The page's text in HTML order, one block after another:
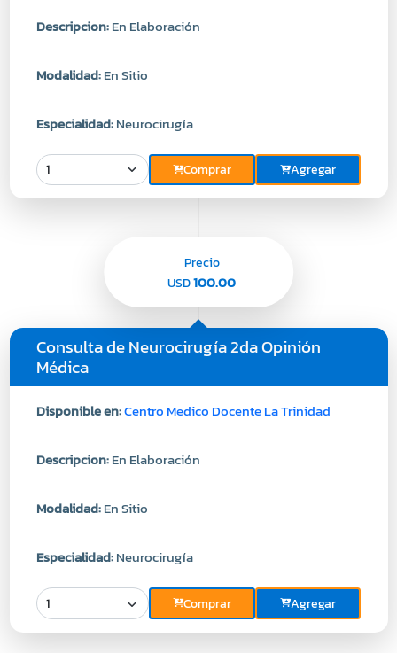
Descripcion:En Elaboración
Modalidad:En Sitio
Especialidad:Neurocirugía
Comprar Agregar
Consulta de Neurocirugía 2da Opinión
Médica
Disponible en:Centro Medico Docente La Trinidad
Descripcion:En Elaboración
Modalidad:En Sitio
Especialidad:Neurocirugía
Comprar Agregar
Precio
USD100.00